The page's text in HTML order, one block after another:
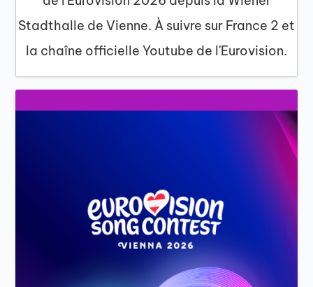
Stadthalle de Vienne. À suivre sur France 2 et
la chaîne officielle Youtube de l'Eurovision.